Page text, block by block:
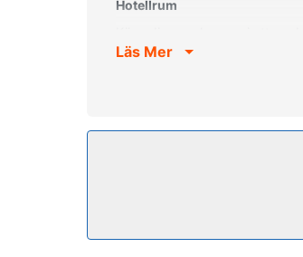
Hotellrum
medan satellitkanaler står för
Läs Mer